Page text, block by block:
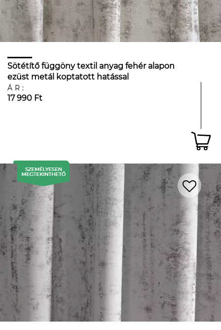
Sötétítő függöny textil anyag fehér alapon
ezüst metál koptatott hatással
ÁR:
17 990 Ft